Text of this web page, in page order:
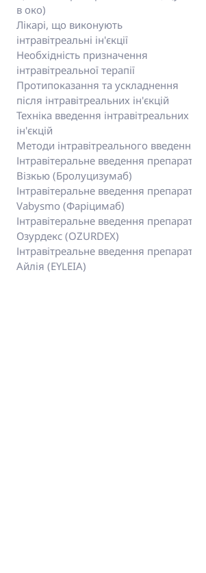
в око)
Лікарі, що виконують
інтравітреальні ін'єкції
Необхідність призначення
інтравітреальної терапії
Протипоказання та ускладнення
після інтравітреальних ін'єкцій
Техніка введення інтравітреальних
ін'єкцій
Методи інтравітреального введення
Інтравітеральне введення препарату
Візкью (Бролуцизумаб)
Інтравітеральне введення препарату
Vabysmo (Фаріцимаб)
Інтравітеральне введення препарату
Озурдекс (OZURDEX)
Інтравітреальне введення препарату
Айлія (EYLЕIA)